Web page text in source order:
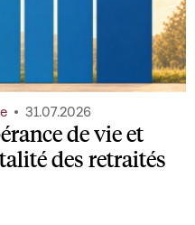
de vie et
des retraités
31.07.2026